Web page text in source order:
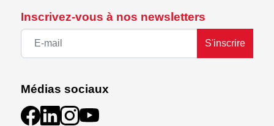
Inscrivez-vous à nos newsletters
S'inscrire
Médias sociaux